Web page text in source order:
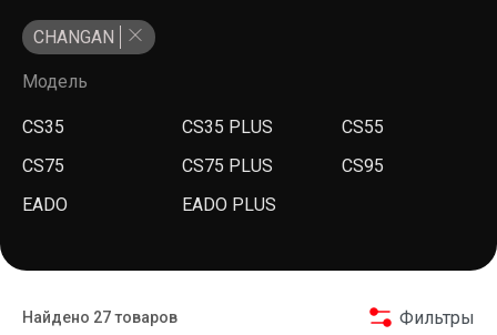
CHANGAN
Модель
CS35 CS35 PLUS
CS55
CS75
CS75 PLUS
CS95
EADO
EADO PLUS
Найдено 27 товаров Фильтры